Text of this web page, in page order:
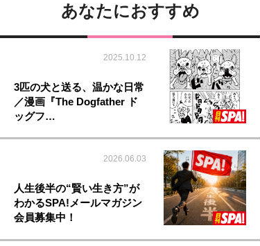
あなたにおすすめ
2025.10.12
3匹の犬と送る、温かな日常
／漫画『The Dogfather ド
ッグフ…
2026.06.03
人生後半の“賢い生き方”が
わかるSPA!メールマガジン
会員募集中！